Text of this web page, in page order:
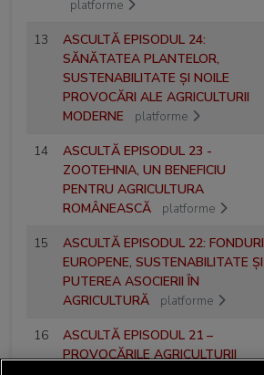
platforme
13
ASCULTĂ EPISODUL 24:
SĂNĂTATEA PLANTELOR,
SUSTENABILITATE ȘI NOILE
PROVOCĂRI ALE AGRICULTURII
MODERNE
platforme
14
ASCULTĂ EPISODUL 23 -
ZOOTEHNIA, UN BENEFICIU
PENTRU AGRICULTURA
ROMÂNEASCĂ
platforme
15
ASCULTĂ EPISODUL 22: FONDURI
EUROPENE, SUSTENABILITATE ȘI
PUTEREA ASOCIERII ÎN
AGRICULTURĂ
platforme
16
ASCULTĂ EPISODUL 21 –
PROVOCĂRILE AGRICULTURII